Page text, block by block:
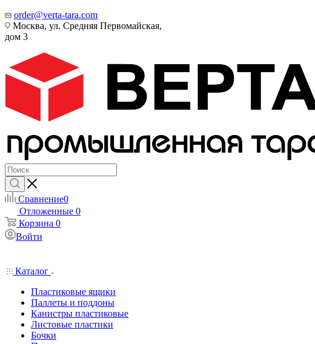
order@verta-tara.com
Москва, ул. Средняя Первомайская,
дом 3
Сравнение0
Отложенные 0
Корзина 0
Войти
Каталог
Пластиковые ящики
Паллеты и поддоны
Канистры пластиковые
Листовые пластики
Бочки